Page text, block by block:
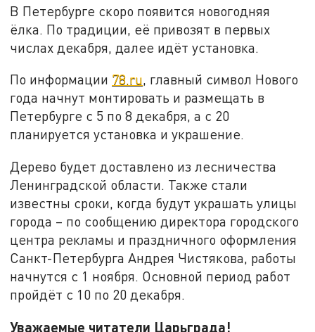
В Петербурге скоро появится новогодняя
ёлка. По традиции, её привозят в первых
числах декабря, далее идёт установка.
По информации 78.ru, главный символ Нового
года начнут монтировать и размещать в
Петербурге с 5 по 8 декабря, а с 20
планируется установка и украшение.
Дерево будет доставлено из лесничества
Ленинградской области. Также стали
известны сроки, когда будут украшать улицы
города – по сообщению директора городского
центра рекламы и праздничного оформления
Санкт-Петербурга Андрея Чистякова, работы
начнутся с 1 ноября. Основной период работ
пройдёт с 10 по 20 декабря.
Уважаемые читатели Царьграда!